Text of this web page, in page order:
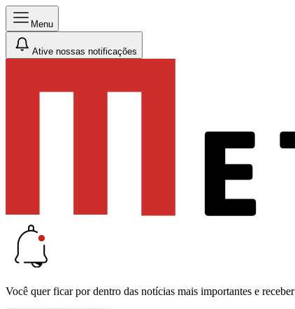
Menu
Ative nossas notificações
Você quer ficar por dentro das notícias mais importantes e receber